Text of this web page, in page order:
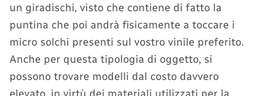
un giradischi, visto che contiene di fatto la
puntina che poi andrà fisicamente a toccare i
micro solchi presenti sul vostro vinile preferito.
Anche per questa tipologia di oggetto, si
possono trovare modelli dal costo davvero
elevato, in virtù dei materiali utilizzati per la